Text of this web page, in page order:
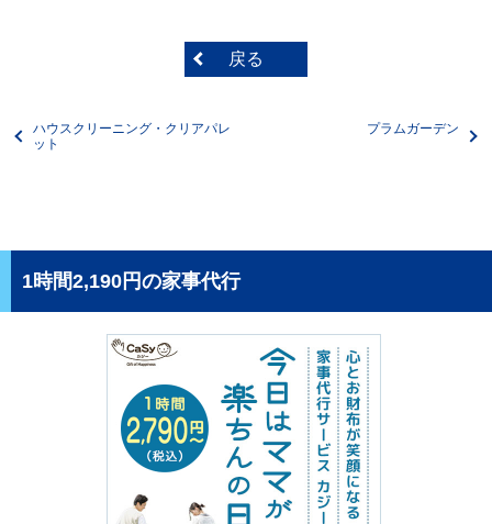
戻る
ハウスクリーニング・クリアパレ
ット
プラムガーデン
1時間2,190円の家事代行